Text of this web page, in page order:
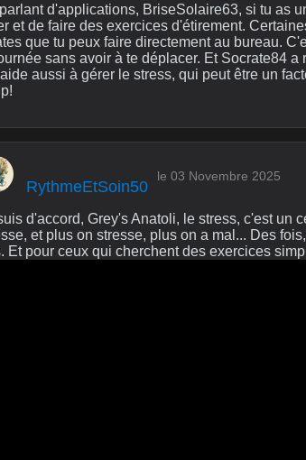
d'applications, BriseSolaire63, si tu as
et de faire des exercices d'étirement.
que tu peux faire directement au bureau.
sans avoir à te déplacer. Et Socrate84
aussi à gérer le stress, qui peut être un
RythmeEtSoin50
le 03 Novembre 2025
d'accord, Grey's Anatoli, le stress, c'est un
et plus on stresse, plus on a mal... Des
Et pour ceux qui cherchent des exercices